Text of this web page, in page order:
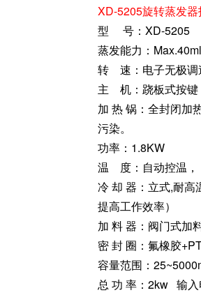
XD-5205旋转蒸发
型 号：XD-5205
蒸发能力：
转 速：电子无极调
主 机：跷板式按键
加 热 锅：全封闭加
污染。
功率：1.8KW
温 度：自动控温
冷 却 器：立式,耐
提高工作效率）
加 料 器：阀门式加
密 封 圈：氟橡胶
容量范围：
总 功 率：2kw 输